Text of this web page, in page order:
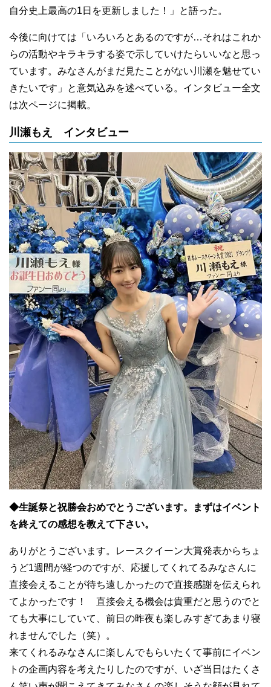
自分史上最高の1日を更新しました！」と語った。
今後に向けては「いろいろとあるのですが…それはこれか
らの活動やキラキラする姿で示していけたらいいなと思っ
ています。みなさんがまだ見たことがない川瀬を魅せてい
きたいです」と意気込みを述べている。インタビュー全文
は次ページに掲載。
川瀬もえ インタビュー
◆生誕祭と祝勝会おめでとうございます。まずはイベント
を終えての感想を教えて下さい。
ありがとうございます。レースクイーン大賞発表からちょ
うど1週間が経つのですが、応援してくれてるみなさんに
直接会えることが待ち遠しかったので直接感謝を伝えられ
てよかったです！ 直接会える機会は貴重だと思うのでと
ても大事にしていて、前日の昨夜も楽しみすぎてあまり寝
れませんでした（笑）。
来てくれるみなさんに楽しんでもらいたくて事前にイベン
トの企画内容を考えたりしたのですが、いざ当日はたくさ